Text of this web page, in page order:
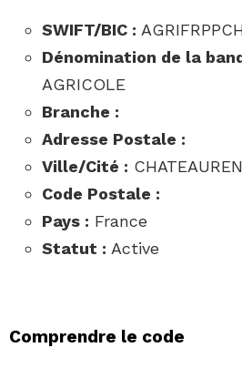
SWIFT/BIC :
Dénomination de la
AGRICOLE
Branche :
Adresse Postale :
Ville/Cité :
Code Postale :
Pays : France
Statut : Active
Comprendre le code